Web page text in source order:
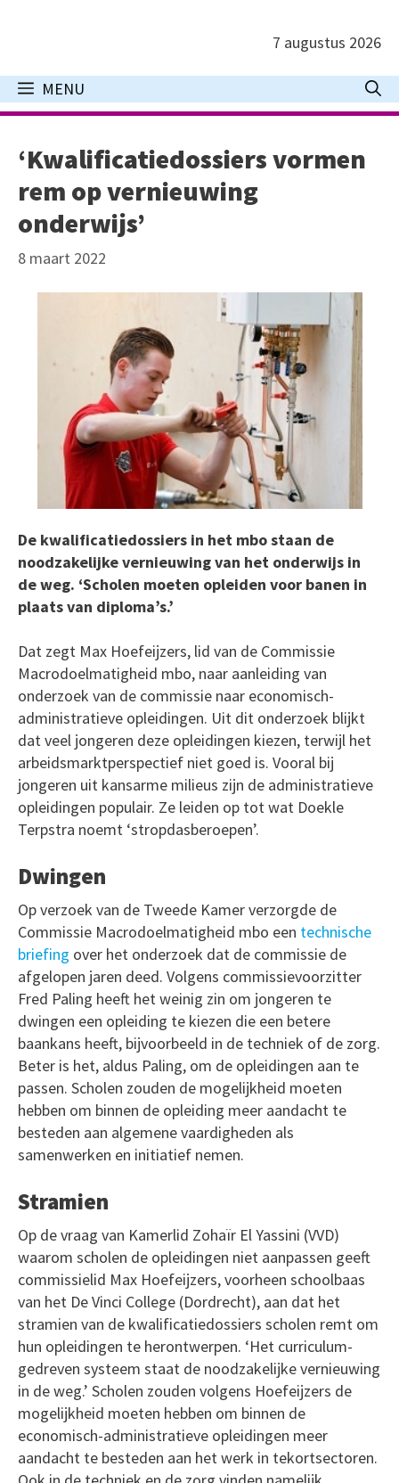
inhoud
7 augustus 2026
MENU
‘Kwalificatiedossiers vormen
rem op vernieuwing
onderwijs’
8 maart 2022
De kwalificatiedossiers in het mbo staan de
noodzakelijke vernieuwing van het onderwijs in
de weg. ‘Scholen moeten opleiden voor banen in
plaats van diploma’s.’
Dat zegt Max Hoefeijzers, lid van de Commissie
Macrodoelmatigheid mbo, naar aanleiding van
onderzoek van de commissie naar economisch-
administratieve opleidingen. Uit dit onderzoek blijkt
dat veel jongeren deze opleidingen kiezen, terwijl het
arbeidsmarktperspectief niet goed is. Vooral bij
jongeren uit kansarme milieus zijn de administratieve
opleidingen populair. Ze leiden op tot wat Doekle
Terpstra noemt ‘stropdasberoepen’.
Dwingen
Op verzoek van de Tweede Kamer verzorgde de
Commissie Macrodoelmatigheid mbo een technische
briefing over het onderzoek dat de commissie de
afgelopen jaren deed. Volgens commissievoorzitter
Fred Paling heeft het weinig zin om jongeren te
dwingen een opleiding te kiezen die een betere
baankans heeft, bijvoorbeeld in de techniek of de zorg.
Beter is het, aldus Paling, om de opleidingen aan te
passen. Scholen zouden de mogelijkheid moeten
hebben om binnen de opleiding meer aandacht te
besteden aan algemene vaardigheden als
samenwerken en initiatief nemen.
Stramien
Op de vraag van Kamerlid Zohaïr El Yassini (VVD)
waarom scholen de opleidingen niet aanpassen geeft
commissielid Max Hoefeijzers, voorheen schoolbaas
van het De Vinci College (Dordrecht), aan dat het
stramien van de kwalificatiedossiers scholen remt om
hun opleidingen te herontwerpen. ‘Het curriculum-
gedreven systeem staat de noodzakelijke vernieuwing
in de weg.’ Scholen zouden volgens Hoefeijzers de
mogelijkheid moeten hebben om binnen de
economisch-administratieve opleidingen meer
aandacht te besteden aan het werk in tekortsectoren.